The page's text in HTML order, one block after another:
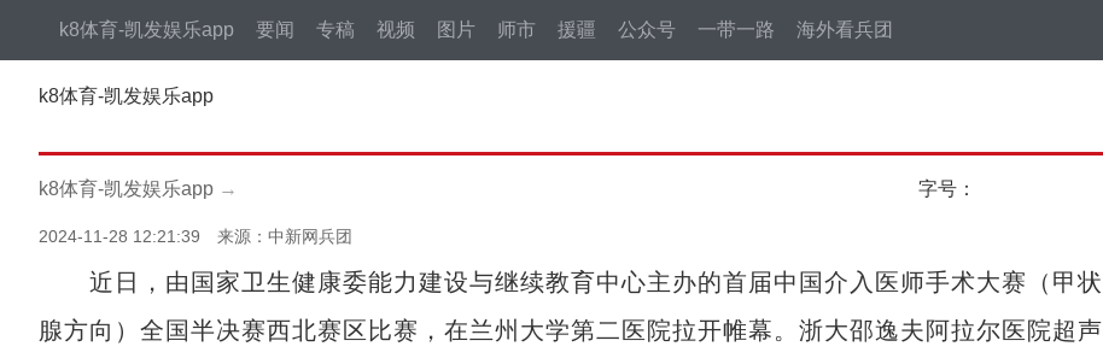
k8体育-凯发娱乐app 要闻 专稿 视频 图片 师市 援疆 公众号 一带一路 海外看兵团
k8体育-凯发娱乐app
k8体育-凯发娱乐app → 字号：
2024-11-28 12:21:39 来源：中新网兵团
近日，由国家卫生健康委能力建设与继续教育中心主办的首届中国介入医师手术大赛（甲状
腺方向）全国半决赛西北赛区比赛，在兰州大学第二医院拉开帷幕。浙大邵逸夫阿拉尔医院超声